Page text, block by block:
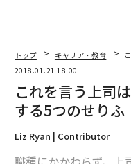
トップ キャリア・教育
2018.01.21 18:00
これを言う上司
する5つのせりふ
Liz Ryan | Contributor